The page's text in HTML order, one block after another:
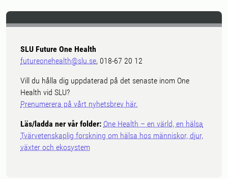
SLU Future One Health
futureonehealth@slu.se, 018-67 20 12
Vill du hålla dig uppdaterad på det senaste inom One
Health vid SLU?
Prenumerera på vårt nyhetsbrev här.
Läs/ladda ner vår folder: One Health – en värld, en hälsa
Tvärvetenskaplig forskning om hälsa hos människor, djur,
växter och ekosystem